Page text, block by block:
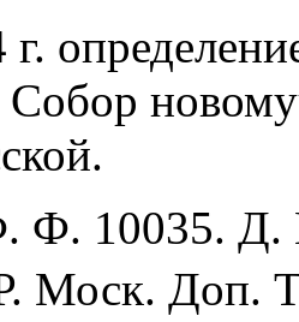
г.
Ф. 10035. Д.
Моск. Доп.